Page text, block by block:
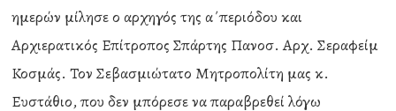
ημερών μίλησε ο αρχηγός της α΄περιόδου και
Αρχιερατικός Επίτροπος Σπάρτης Πανοσ. Αρχ. Σεραφείμ
Κοσμάς. Τον Σεβασμιώτατο Μητροπολίτη μας κ.
Ευστάθιο, που δεν μπόρεσε να παραβρεθεί λόγω